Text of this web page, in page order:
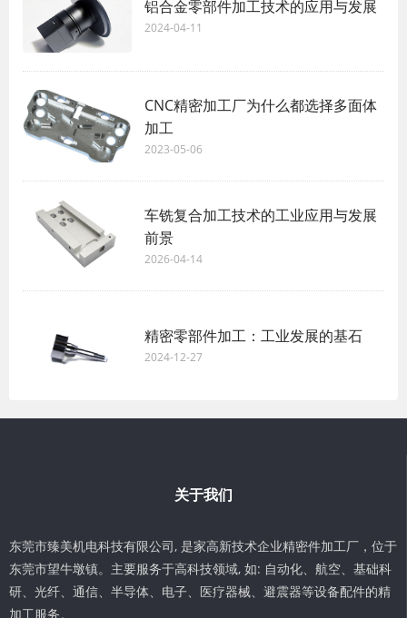
铝合金零部件加工技术的应用与发展
2024-04-11
CNC精密加工厂为什么都选择多面体
加工
2023-05-06
车铣复合加工技术的工业应用与发展
前景
2026-04-14
精密零部件加工：工业发展的基石
2024-12-27
关于我们
东莞市臻美机电科技有限公司, 是家高新技术企业精密件加工厂，位于
东莞市望牛墩镇。主要服务于高科技领域, 如: 自动化、航空、基础科
研、光纤、通信、半导体、电子、医疗器械、避震器等设备配件的精
加工服务。